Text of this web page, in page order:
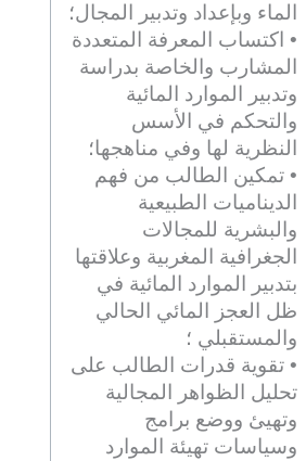
الماء وبإعداد وتدبير المجال؛
• اكتساب المعرفة المتعددة
المشارب والخاصة بدراسة
وتدبير الموارد المائية
والتحكم في الأسس
النظرية لها وفي مناهجها؛
• تمكين الطالب من فهم
الديناميات الطبيعية
والبشرية للمجالات
الجغرافية المغربية وعلاقتها
بتدبير الموارد المائية في
ظل العجز المائي الحالي
والمستقبلي ؛
• تقوية قدرات الطالب على
تحليل الظواهر المجالية
وتهيئ ووضع برامج
وسياسات تهيئة الموارد